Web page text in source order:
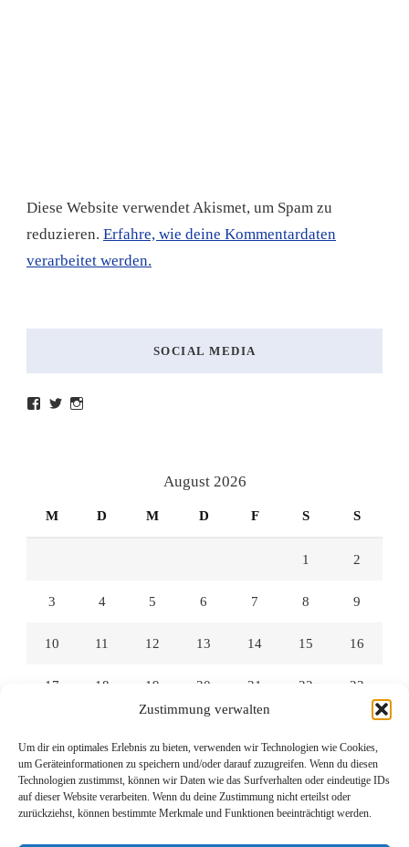
Zustimmung verwalten
Um dir ein optimales Erlebnis zu bieten, verwenden wir Technologien wie Cookies,
um Geräteinformationen zu speichern und/oder darauf zuzugreifen. Wenn du diesen
Technologien zustimmst, können wir Daten wie das Surfverhalten oder eindeutige IDs
auf dieser Website verarbeiten. Wenn du deine Zustimmung nicht erteilst oder
zurückziehst, können bestimmte Merkmale und Funktionen beeinträchtigt werden.
Diese Website verwendet Akismet, um Spam zu
reduzieren. Erfahre, wie deine Kommentardaten
verarbeitet werden.
SOCIAL MEDIA
ProfilProfil
August 2026
M D M D F S S
1 2
3 4 5 6 7 8 9
10 11 12 13 14 15 16
17 18 19 20 21 22 23
31